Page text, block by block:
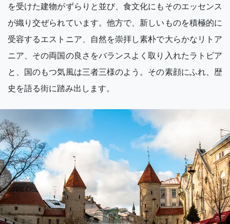
を受けた建物がずらりと並び、食文化にもそのエッセンス
が織り交ぜられています。他方で、新しいものを積極的に
受容するエストニア、自然を崇拝し素朴で大らかなリトア
ニア、その両国の良さをバランスよく取り入れたラトビア
と、国のもつ気風は三者三様のよう。その素顔にふれ、歴
史を語る街に踏み出します。